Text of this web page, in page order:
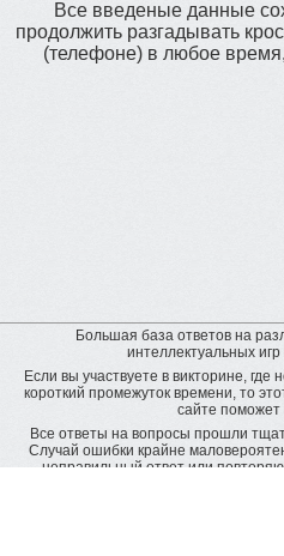
Все введеные данные
продолжить разгадывать
(телефоне) в любое
Большая база ответов на
интеллектуальных игр
Если вы участвуете в викторине, где
короткий промежуток времени, то
сайте поможет
Все ответы на вопросы прошли
Случай ошибки крайне
неправильный ответ или